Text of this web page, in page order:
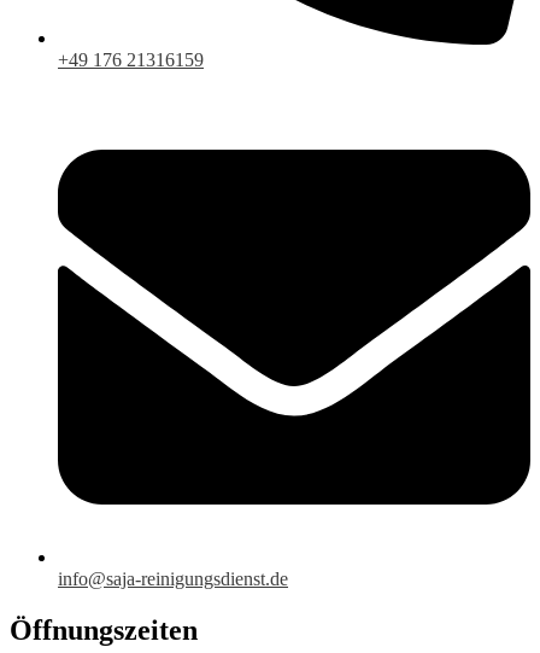
+49 176 21316159
info@saja-reinigungsdienst.de
Öffnungszeiten